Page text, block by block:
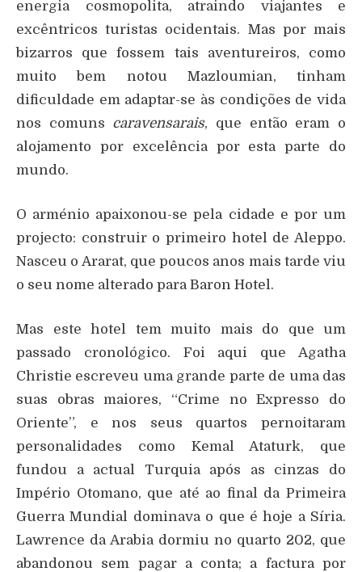
energia cosmopolita, atraindo viajantes e
excêntricos turistas ocidentais. Mas por mais
bizarros que fossem tais aventureiros, como
muito bem notou Mazloumian, tinham
dificuldade em adaptar-se às condições de vida
nos comuns caravensarais, que então eram o
alojamento por excelência por esta parte do
mundo.
O arménio apaixonou-se pela cidade e por um
projecto: construir o primeiro hotel de Aleppo.
Nasceu o Ararat, que poucos anos mais tarde viu
o seu nome alterado para Baron Hotel.
Mas este hotel tem muito mais do que um
passado cronológico. Foi aqui que Agatha
Christie escreveu uma grande parte de uma das
suas obras maiores, “Crime no Expresso do
Oriente”, e nos seus quartos pernoitaram
personalidades como Kemal Ataturk, que
fundou a actual Turquia após as cinzas do
Império Otomano, que até ao final da Primeira
Guerra Mundial dominava o que é hoje a Síria.
Lawrence da Arabia dormiu no quarto 202, que
abandonou sem pagar a conta; a factura por